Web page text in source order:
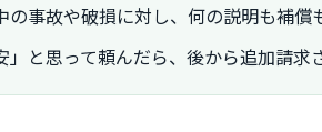
の事故や破損に対し、何の説明も補償
」と思って頼んだら、後から追加請求